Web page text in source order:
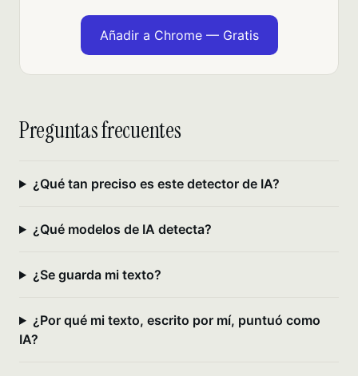
Añadir a Chrome — Gratis
Preguntas frecuentes
¿Qué tan preciso es este detector de IA?
¿Qué modelos de IA detecta?
¿Se guarda mi texto?
¿Por qué mi texto, escrito por mí, puntuó como
IA?